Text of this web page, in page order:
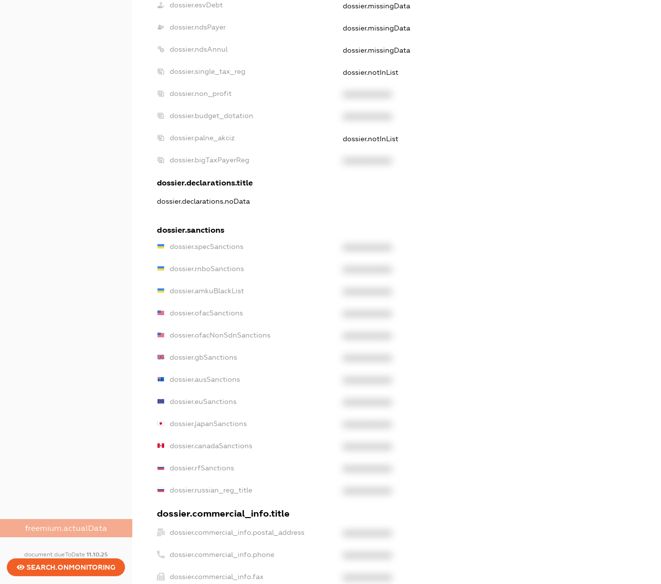
freemium.actualData
document.dueToDate11.10.25
SEARCH.ONMONITORING
dossier.esvDebt dossier.missingData
dossier.ndsPayer dossier.missingData
dossier.ndsAnnul dossier.missingData
dossier.single_tax_reg dossier.notInList
dossier.non_profit
dossier.budget_dotation
dossier.palne_akciz dossier.notInList
dossier.bigTaxPayerReg
dossier.declarations.title
dossier.declarations.noData
dossier.sanctions
dossier.specSanctions
dossier.rnboSanctions
dossier.amkuBlackList
dossier.ofacSanctions
dossier.ofacNonSdnSanctions
dossier.gbSanctions
dossier.ausSanctions
dossier.euSanctions
dossier.japanSanctions
dossier.canadaSanctions
dossier.rfSanctions
dossier.russian_reg_title
dossier.commercial_info.title
dossier.commercial_info.postal_address
dossier.commercial_info.phone
dossier.commercial_info.fax